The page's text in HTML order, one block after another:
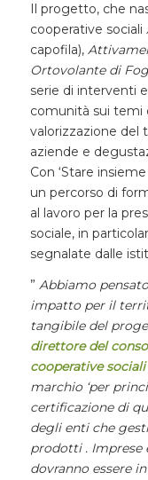
Il progetto, che
cooperative sociali
capofila),
Ortovolante di
serie di interventi
comunità sui temi
valorizzazione del
aziende e
Con ‘Stare
un percorso di
al lavoro per la
sociale, in
segnalate dalle
” Abbiamo
impatto per il
tangibile del
direttore del
cooperative
marchio ‘per
certificazione di
degli enti che
prodotti . Imprese
dovranno essere